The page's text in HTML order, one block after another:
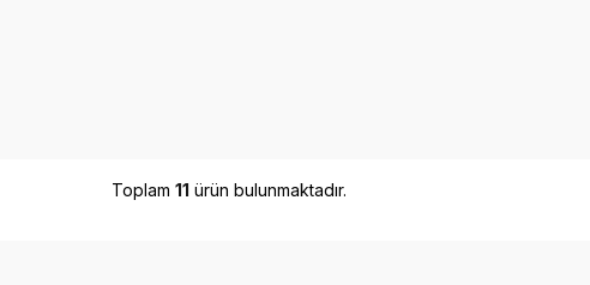
Toplam11 ürün bulunmaktadır.